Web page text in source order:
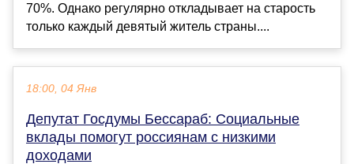
70%. Однако регулярно откладывает на старость
только каждый девятый житель страны....
18:00, 04 Янв
Депутат Госдумы Бессараб: Социальные
вклады помогут россиянам с низкими
доходами